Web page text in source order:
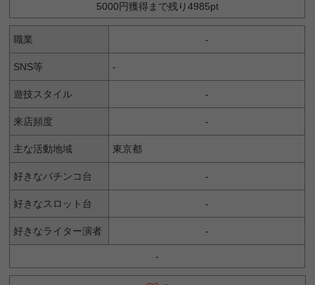
5000円獲得まで残り4985pt
職業 -
SNS等 -
遊技スタイル -
来店頻度 -
主な活動地域 東京都
好きなパチンコ台 -
好きなスロット台 -
好きなライター演者 -
-